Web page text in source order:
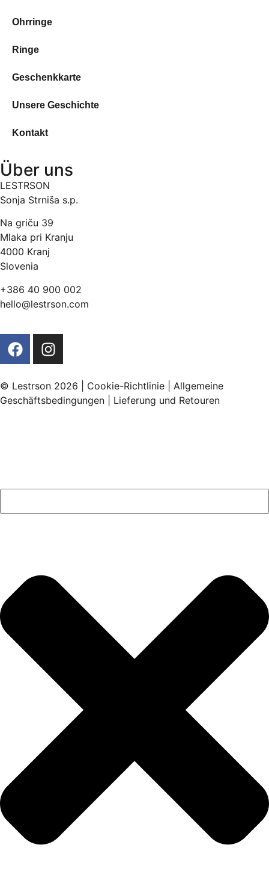
Ohrringe
Ringe
Geschenkkarte
Unsere Geschichte
Kontakt
Über uns
LESTRSON
Sonja Strniša s.p.
Na griču 39
Mlaka pri Kranju
4000 Kranj
Slovenia
+386 40 900 002
hello@lestrson.com
© Lestrson 2026 | Cookie-Richtlinie
Allgemeine
Geschäftsbedingungen
Lieferung und Retouren